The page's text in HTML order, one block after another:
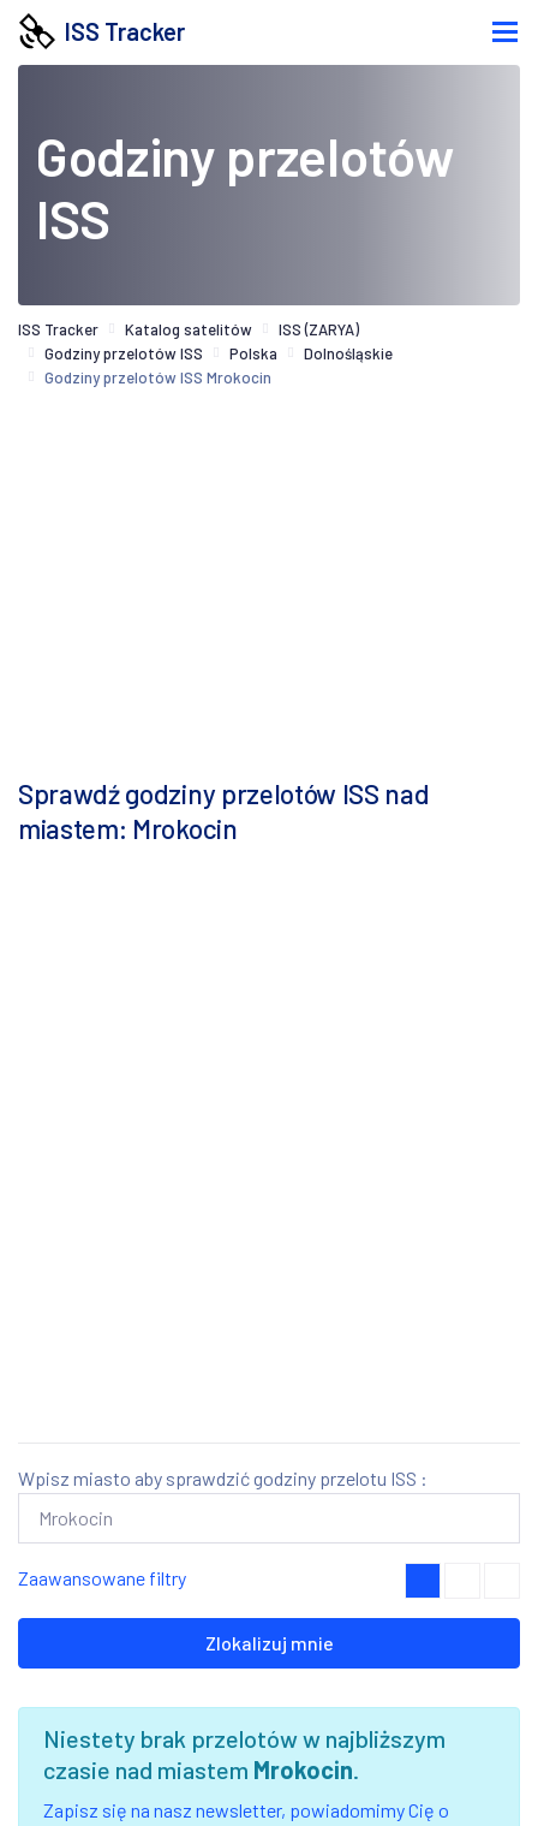
ISS Tracker
Godziny przelotów
ISS
ISS Tracker Katalog satelitów
ISS (ZARYA)
Godziny przelotów ISS
Polska
Dolnośląskie
Godziny przelotów ISS Mrokocin
Sprawdź godziny przelotów ISS nad
miastem: Mrokocin
Wpisz miasto aby sprawdzić godziny przelotu ISS :
Zaawansowane filtry
Zlokalizuj mnie
Niestety brak przelotów w najbliższym
czasie nad miastem Mrokocin.
Zapisz się na nasz newsletter, powiadomimy Cię o